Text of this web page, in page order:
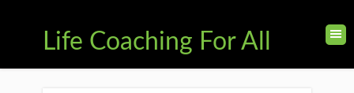
Life Coaching For All